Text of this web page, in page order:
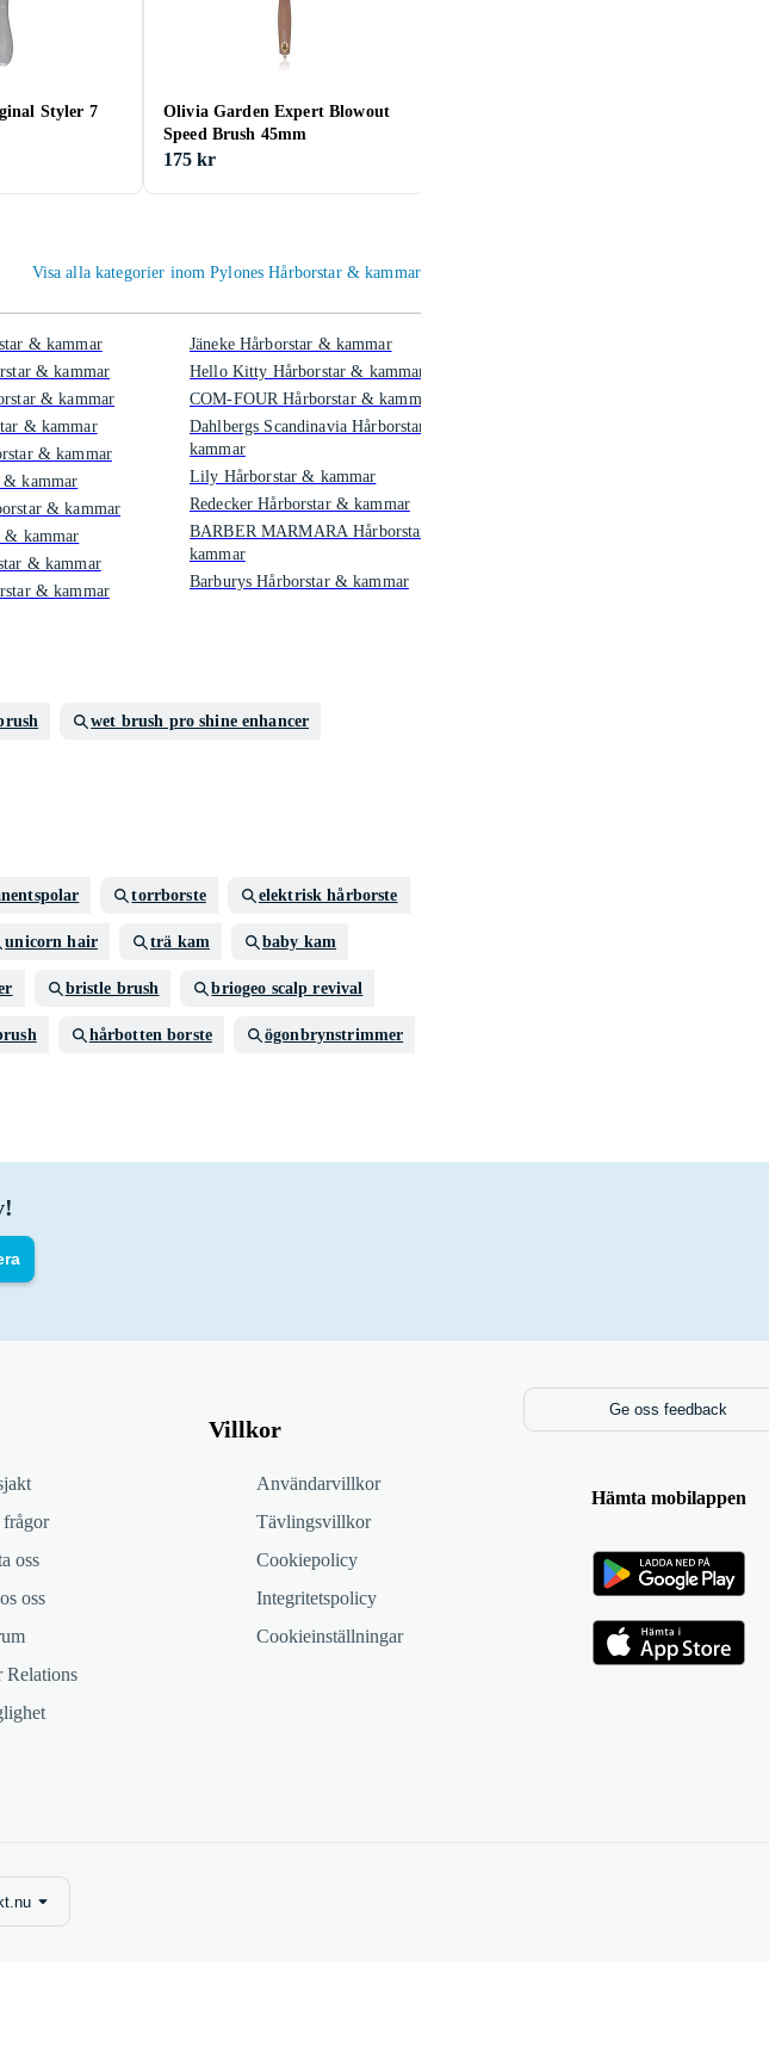
Styler 7
Olivia Garden Expert Blowout
Speed Brush 45mm
175 kr
Visa alla kategorier inom Pylones Hårborstar & kammar
& kammar
& kammar
& kammar
& kammar
& kammar
& kammar
& kammar
& kammar
& kammar
& kammar
Jäneke Hårborstar & kammar
Hello Kitty Hårborstar & kammar
COM-FOUR Hårborstar & kammar
Dahlbergs Scandinavia Hårborstar &
kammar
Lily Hårborstar & kammar
Redecker Hårborstar & kammar
BARBER MARMARA Hårborstar &
kammar
Barburys Hårborstar & kammar
wet brush pro shine enhancer
torrborste elektrisk hårborste
unicorn hair trä kam baby kam
bristle brush briogeo scalp revival
hårbotten borste ögonbrynstrimmer
oss
oss
Relations
Villkor
Användarvillkor
Tävlingsvillkor
Cookiepolicy
Integritetspolicy
Cookieinställningar
Ge oss feedback
Hämta mobilappen